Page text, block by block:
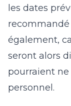
les dates
recommandé
également,
seront alors
pourraient
personnel.